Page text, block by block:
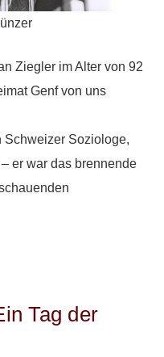
Ziegler im Alter von 92
Genf von uns
Schweizer Soziologe,
er war das brennende
Tag der